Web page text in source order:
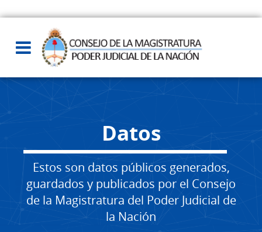
Datos
Estos son datos públicos generados,
guardados y publicados por el Consejo
de la Magistratura del Poder Judicial de
la Nación